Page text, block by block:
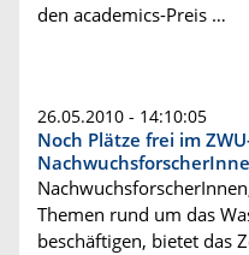
den academics-Preis …
26.05.2010 - 14:10:05
Noch Plätze frei im
Themen rund um das
beschäftigen, bietet das